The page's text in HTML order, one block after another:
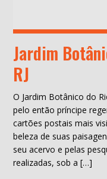
Jardim
RJ
O Jardim Botânico do
pelo então príncipe
cartões postais mais
beleza de suas
seu acervo e pelas
realizadas, sob a […]